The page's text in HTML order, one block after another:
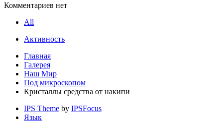
Комментариев нет
All
Активность
Главная
Галерея
Наш Мир
Под микроскопом
Кристаллы средства от накипи
IPS Theme by IPSFocus
Язык